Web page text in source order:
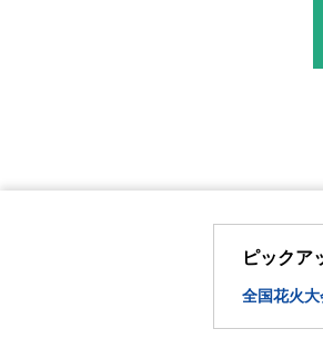
ピックア
全国花火